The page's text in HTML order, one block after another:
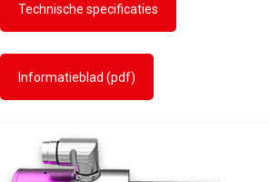
Technische specificaties
Informatieblad (pdf)